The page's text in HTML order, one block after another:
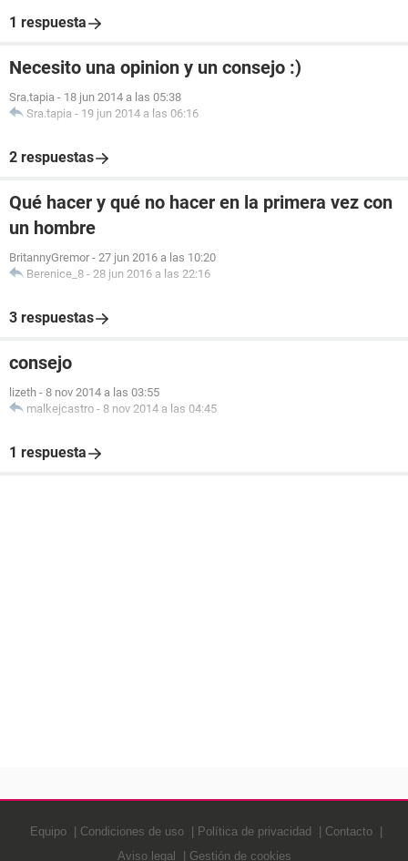
1 respuesta
Necesito una opinion y un consejo :)
Sra.tapia - 18 jun 2014 a las 05:38
Sra.tapia - 19 jun 2014 a las 06:16
2 respuestas
Qué hacer y qué no hacer en la primera vez con
un hombre
BritannyGremor - 27 jun 2016 a las 10:20
Berenice_8 - 28 jun 2016 a las 22:16
3 respuestas
consejo
lizeth - 8 nov 2014 a las 03:55
malkejcastro - 8 nov 2014 a las 04:45
1 respuesta
Equipo Condiciones de uso Política de privacidad
Contacto
Aviso legal
Gestión de cookies